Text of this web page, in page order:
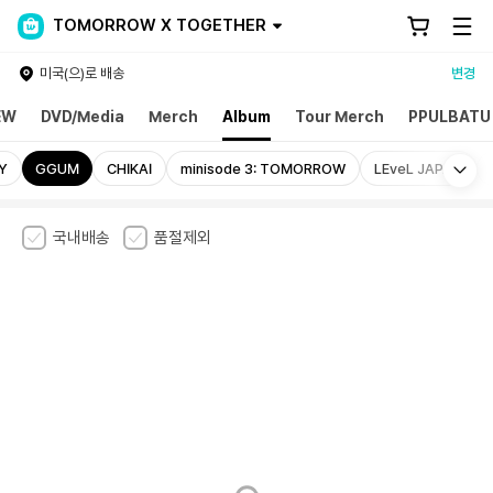
TOMORROW X TOGETHER
미국(으)로 배송 변경
DVD/Media Merch Album Tour Merch PPULBATU
GGUM CHIKAI minisode 3: TOMORROW LEveL JAPAN
국내배송 품절제외